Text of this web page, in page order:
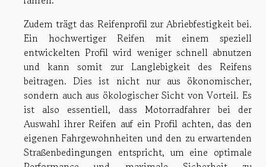
Zudem trägt das Reifenprofil zur Abriebfestigkeit bei.
Ein hochwertiger Reifen mit einem speziell
entwickelten Profil wird weniger schnell abnutzen
und kann somit zur Langlebigkeit des Reifens
beitragen. Dies ist nicht nur aus ökonomischer,
sondern auch aus ökologischer Sicht von Vorteil. Es
ist also essentiell, dass Motorradfahrer bei der
Auswahl ihrer Reifen auf ein Profil achten, das den
eigenen Fahrgewohnheiten und den zu erwartenden
Straßenbedingungen entspricht, um eine optimale